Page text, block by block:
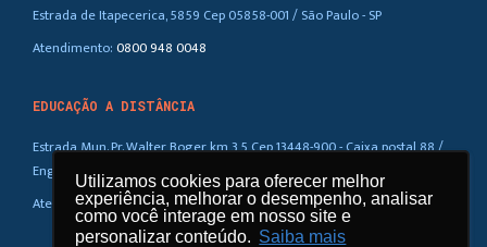
Utilizamos cookies para oferecer melhor
experiência, melhorar o desempenho, analisar
como você interage em nosso site e
personalizar conteúdo. Saiba mais
Utilizamos cookies para oferecer melhor
experiência, melhorar o desempenho, analisar
como você interage em nosso site e
personalizar conteúdo. Saiba mais
Estrada de Itapecerica, 5859 Cep 05858-001 / São Paulo - SP
Atendimento:0800 948 0048
EDUCAÇÃO A DISTÂNCIA
Estrada Mun. Pr. Walter Boger, km 3,5 Cep 13448-900 - Caixa postal 88 /
Eng. Coelho – SP
Atendimento:0800 948 0048